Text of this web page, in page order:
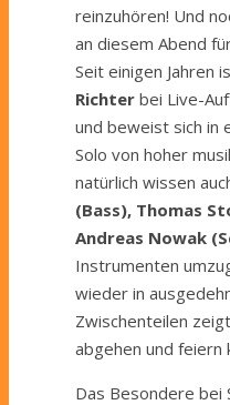
reinzuhören! Und
an diesem Abend
Seit einigen Jahren
Richter bei Live-
und beweist sich in
Solo von hoher
natürlich wissen
(Bass), Thomas
Andreas Nowak
Instrumenten
wieder in
Zwischenteilen
abgehen und feiern
Das Besondere bei